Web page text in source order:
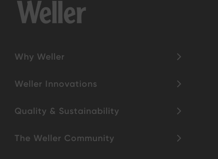
Why Weller
Weller Innovations
Quality & Sustainability
The Weller Community